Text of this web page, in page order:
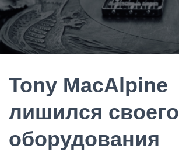
Tony MacAlpine
лишился своего
оборудования